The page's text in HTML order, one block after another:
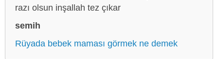
razı olsun inşallah tez çıkar
semih
Rüyada bebek maması görmek ne demek